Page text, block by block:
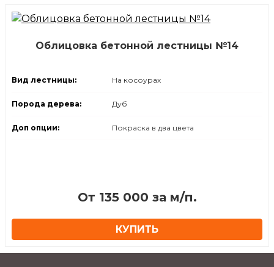
Облицовка бетонной лестницы №14
Вид лестницы: На косоурах
Порода дерева: Дуб
Доп опции: Покраска в два цвета
От 135 000 за м/п.
КУПИТЬ